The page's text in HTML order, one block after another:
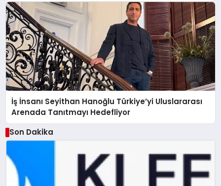
İş İnsanı Seyithan Hanoğlu Türkiye’yi Uluslararası
Arenada Tanıtmayı Hedefliyor
Son Dakika